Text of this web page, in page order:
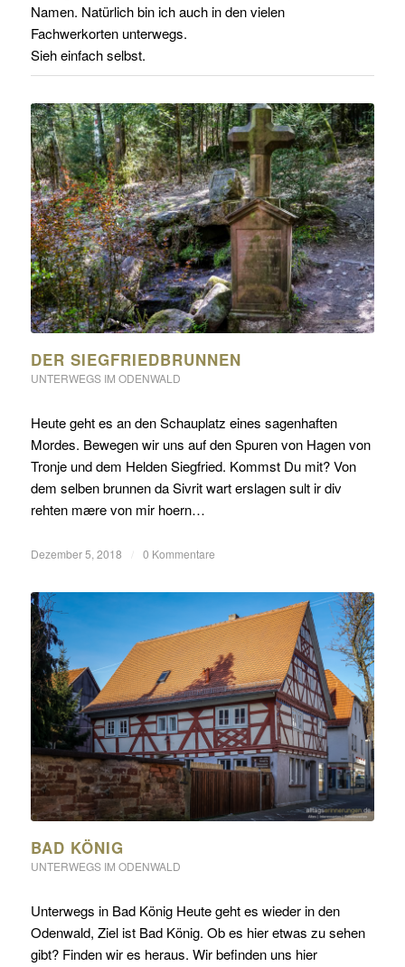
Namen. Natürlich bin ich auch in den vielen
Fachwerkorten unterwegs.
Sieh einfach selbst.
DER SIEGFRIEDBRUNNEN
UNTERWEGS IM ODENWALD
Heute geht es an den Schauplatz eines sagenhaften
Mordes. Bewegen wir uns auf den Spuren von Hagen von
Tronje und dem Helden Siegfried. Kommst Du mit? Von
dem selben brunnen da Sivrit wart erslagen sult ir div
rehten mære von mir hoern…
Dezember 5, 2018 0 Kommentare
BAD KÖNIG
UNTERWEGS IM ODENWALD
Unterwegs in Bad König Heute geht es wieder in den
Odenwald, Ziel ist Bad König. Ob es hier etwas zu sehen
gibt? Finden wir es heraus. Wir befinden uns hier